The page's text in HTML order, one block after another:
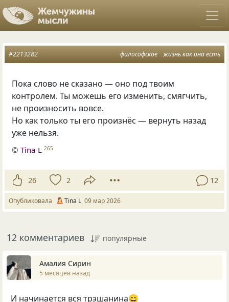
философское жизнь как она есть
#2213282
Пока слово не сказано — оно под твоим
контролем. Ты можешь его изменить, смягчить,
не произносить вовсе.
Но как только ты его произнёс — вернуть назад
уже нельзя.
©Tina L 265
26 2 12
Опубликовала Tina L 09 мар 2026
12 комментариев популярные
Амалия Сирин
5 месяцев назад
И начинается вся трэшанина😄